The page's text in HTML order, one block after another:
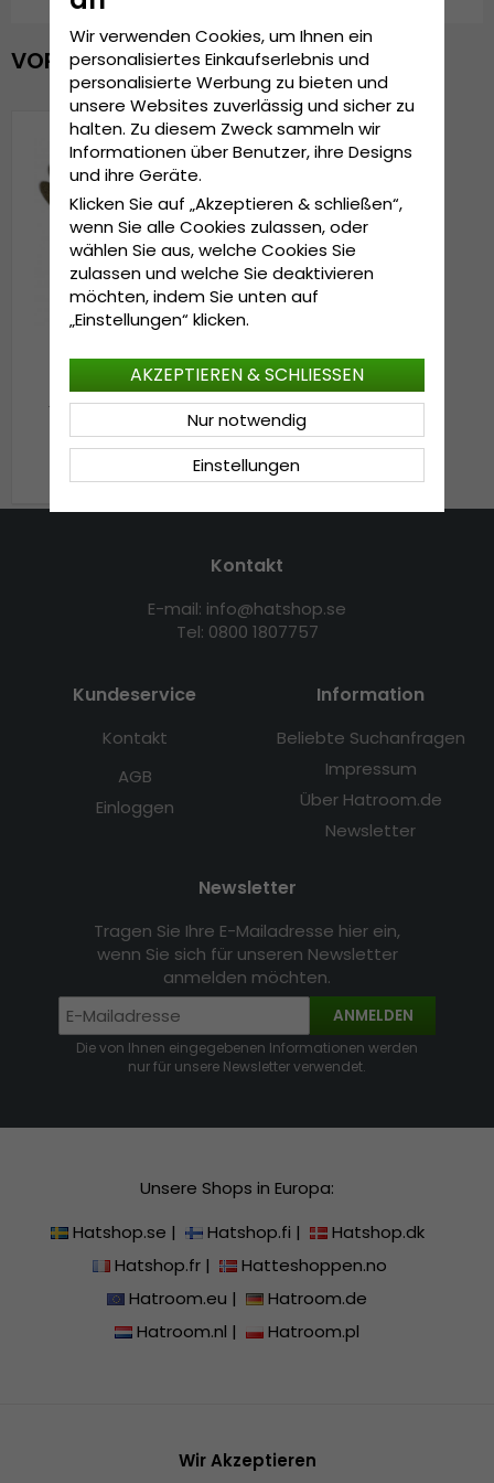
VOR KURZEM ANGESEHEN
Handschuhe - Gårda
Tolmin Knitted Wool Mix
Kontakt
E-mail: info@hatshop.se
Tel: 0800 1807757
Kundeservice
Kontakt
AGB
Einloggen
Information
Beliebte Suchanfragen
Impressum
Über Hatroom.de
Newsletter
Newsletter
Tragen Sie Ihre E-Mailadresse hier ein,
wenn Sie sich für unseren Newsletter
anmelden möchten.
ANMELDEN
Die von Ihnen eingegebenen Informationen werden
nur für unsere Newsletter verwendet.
Unsere Shops in Europa:
Hatshop.se | Hatshop.fi |
Hatshop.dk
Hatshop.fr|
Hatteshoppen.no
Hatroom.eu |
Hatroom.de
Hatroom.nl | Hatroom.pl
Wir Akzeptieren
Wir verwenden Cookies, um Ihnen ein
personalisiertes Einkaufserlebnis und
personalisierte Werbung zu bieten und
unsere Websites zuverlässig und sicher zu
halten. Zu diesem Zweck sammeln wir
Informationen über Benutzer, ihre Designs
und ihre Geräte.
Klicken Sie auf „Akzeptieren & schließen“,
wenn Sie alle Cookies zulassen, oder
wählen Sie aus, welche Cookies Sie
zulassen und welche Sie deaktivieren
möchten, indem Sie unten auf
„Einstellungen“ klicken.
Einstellungen
Nur notwendig
AKZEPTIEREN & SCHLIESSEN